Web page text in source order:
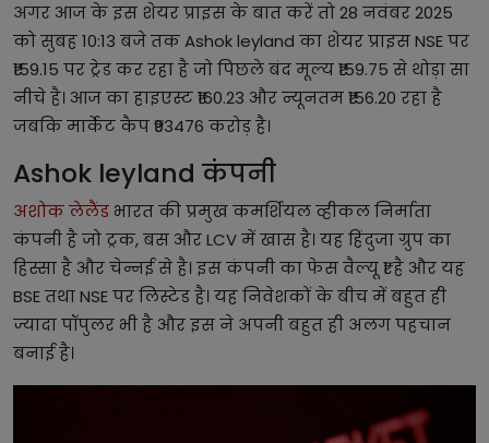
अगर आज के इस शेयर प्राइस के बात करें तो 28 नवंबर 2025
को सुबह 10:13 बजे तक Ashok leyland का शेयर प्राइस NSE पर
₹159.15 पर ट्रेड कर रहा है जो पिछले बंद मूल्य ₹159.75 से थोड़ा सा
नीचे है। आज का हाइएस्ट ₹160.23 और न्यूनतम ₹156.20 रहा है
जबकि मार्केट कैप ₹93476 करोड़ है।
Ashok leyland कंपनी
अशोक लेलैंड भारत की प्रमुख कमर्शियल व्हीकल निर्माता
कंपनी है जो ट्रक, बस और LCV में खास है। यह हिंदुजा ग्रुप का
हिस्सा है और चेन्नई से है। इस कंपनी का फेस वैल्यू ₹1 है और यह
BSE तथा NSE पर लिस्टेड है। यह निवेशकों के बीच में बहुत ही
ज्यादा पॉपुलर भी है और इस ने अपनी बहुत ही अलग पहचान
बनाई है।